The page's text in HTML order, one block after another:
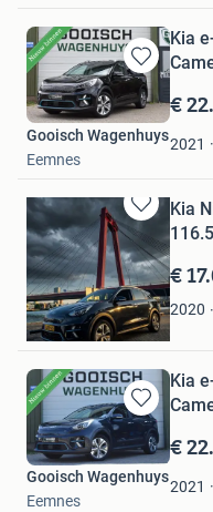
Bewaren
in
Mijn
Favorieten
Kia
€
2021
Gooisch Wagenhuys
Eemnes
Bewaren
in
Mijn
Favorieten
Kia
€
2020
Abu Fahd
Rotterdam
Bewaren
in
Mijn
Favorieten
Kia
€
2021
Gooisch Wagenhuys
Eemnes